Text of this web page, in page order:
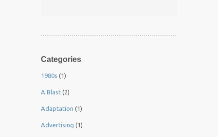
Categories
1980s (1)
A Blast (2)
Adaptation (1)
Advertising (1)